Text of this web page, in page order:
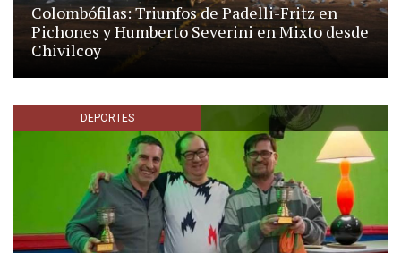
Colombófilas: Triunfos de Padelli-Fritz en
Pichones y Humberto Severini en Mixto desde
Chivilcoy
DEPORTES